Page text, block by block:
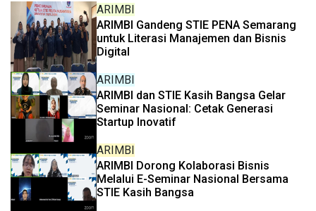
ARIMBI
ARIMBI Gandeng STIE PENA Semarang
untuk Literasi Manajemen dan Bisnis
Digital
ARIMBI
ARIMBI dan STIE Kasih Bangsa Gelar
Seminar Nasional: Cetak Generasi
Startup Inovatif
ARIMBI
ARIMBI Dorong Kolaborasi Bisnis
Melalui E-Seminar Nasional Bersama
STIE Kasih Bangsa